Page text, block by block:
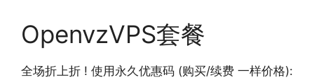
OpenvzVPS套餐
全场折上折 ! 使用永久优惠码 (购买/续费 一样价格):